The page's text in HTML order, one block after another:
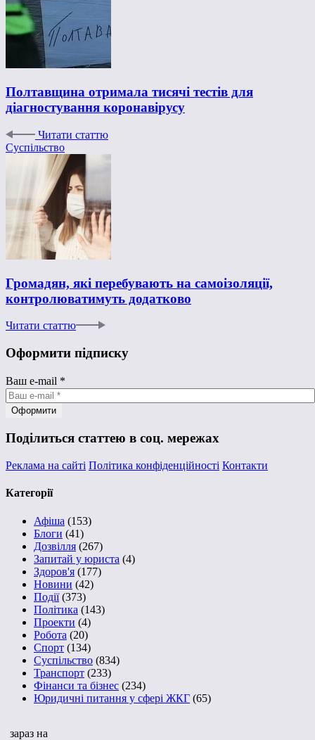
Полтавщина отримала тисячі тестів для
діагностування коронавірусу
Читати статтю
Суспільство
Громадян, які перебувають на самоізоляції,
контролюватимуть додатково
Читати статтю
Оформити підписку
Ваш e-mail *
Поділиться статтею в соц. мережах
Реклама на сайті Політика конфіденційності Контакти
Категорії
Афіша (153)
Блоги (41)
Дозвілля (267)
Запитай у юриста (4)
Здоров'я (177)
Новини (42)
Події(373)
Політика (143)
Проекти (4)
Робота (20)
Спорт (134)
Суспільство (834)
Транспорт (233)
Фінанси та бізнес (234)
Юридичні питання у сфері ЖКГ (65)
зараз на